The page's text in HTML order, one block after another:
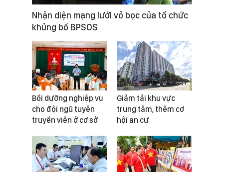
Nhận diện mạng lưới vỏ bọc của tổ chức
khủng bố BPSOS
Bồi dưỡng nghiệp vụ
cho đội ngũ tuyên
truyền viên ở cơ sở
Giảm tải khu vực
trung tâm, thêm cơ
hội an cư